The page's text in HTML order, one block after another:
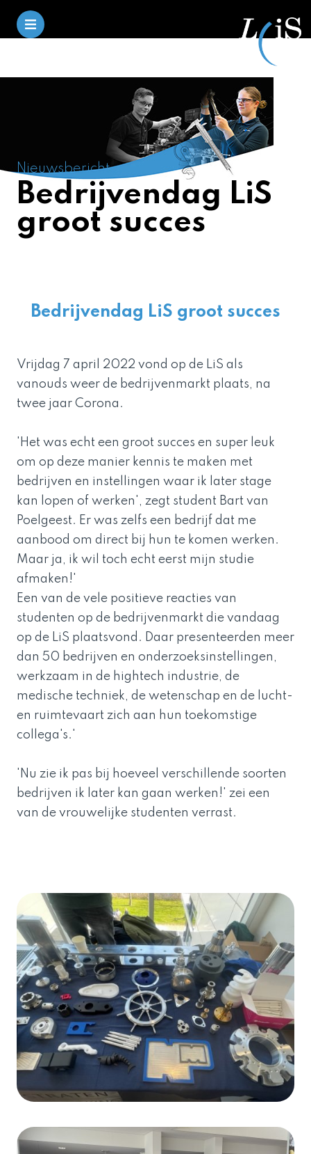
Nieuwsbericht
Bedrijvendag LiS
groot succes
Bedrijvendag LiS groot succes
Vrijdag 7 april 2022 vond op de LiS als
vanouds weer de bedrijvenmarkt plaats, na
twee jaar Corona.
'Het was echt een groot succes en super leuk
om op deze manier kennis te maken met
bedrijven en instellingen waar ik later stage
kan lopen of werken', zegt student Bart van
Poelgeest. Er was zelfs een bedrijf dat me
aanbood om direct bij hun te komen werken.
Maar ja, ik wil toch echt eerst mijn studie
afmaken!'
Een van de vele positieve reacties van
studenten op de bedrijvenmarkt die vandaag
op de LiS plaatsvond. Daar presenteerden meer
dan 50 bedrijven en onderzoeksinstellingen,
werkzaam in de hightech industrie, de
medische techniek, de wetenschap en de lucht-
en ruimtevaart zich aan hun toekomstige
collega's.'
'Nu zie ik pas bij hoeveel verschillende soorten
bedrijven ik later kan gaan werken!' zei een
van de vrouwelijke studenten verrast.